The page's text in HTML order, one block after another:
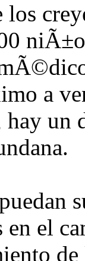
a
hay un
el